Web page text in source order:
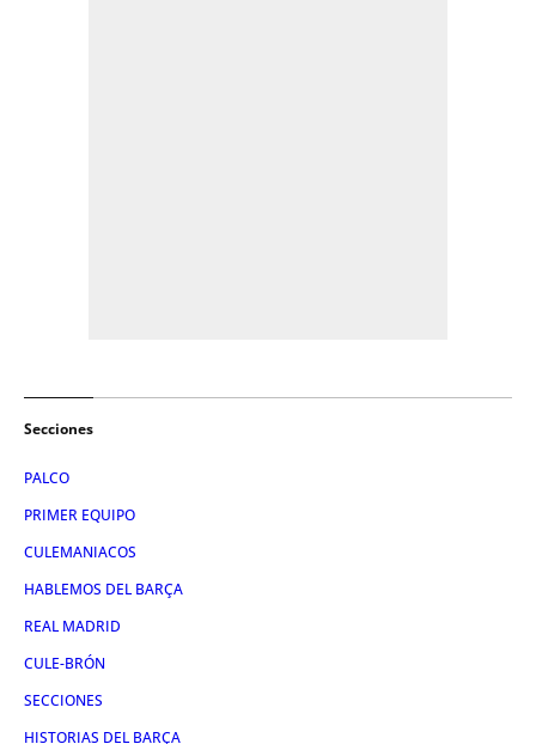
Secciones
PALCO
PRIMER EQUIPO
CULEMANIACOS
HABLEMOS DEL BARÇA
REAL MADRID
CULE-BRÓN
SECCIONES
HISTORIAS DEL BARÇA